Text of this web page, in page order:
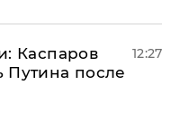
Каспаров
Путина после
12:27